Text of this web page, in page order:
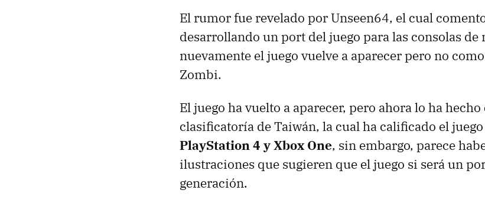
El rumor fue revelado por Unseen64, el cual
desarrollando un port del juego para las consolas de
nuevamente el juego vuelve a aparecer pero no
Zombi.
El juego ha vuelto a aparecer, pero ahora lo ha
clasificatoría de Taiwán, la cual ha calificado el
PlayStation 4 y Xbox One, sin embargo, parece
ilustraciones que sugieren que el juego si será un
generación.